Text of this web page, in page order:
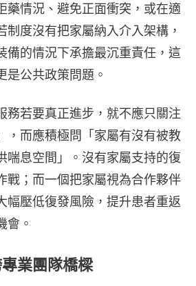
藥情況、避免正面衝突，或在適
制度沒有把家屬納入介入架構，
備的情況下承擔最沉重責任，這
是公共政策問題。
務若要真正進步，就不應只關注
，而應積極問「家屬有沒有被教
喘息空間」。沒有家屬支持的復
戰；而一個把家屬視為合作夥伴
幅壓低復發風險，提升患者重返
會。
業團隊橋樑